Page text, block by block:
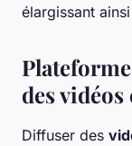
élargissant
des
Diffuser des